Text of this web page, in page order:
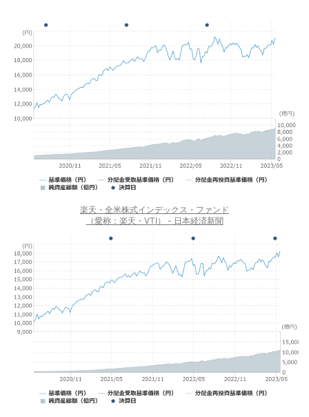
楽天・全米株式インデックス・ファンド
（愛称：楽天・VTI） - 日本経済新聞